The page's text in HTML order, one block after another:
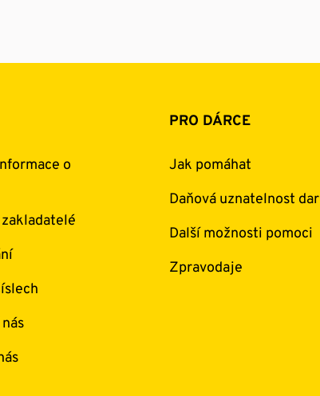
o
PRO DÁRCE
Jak pomáhat
Daňová uznatelnost
Další možnosti pomoci
Zpravodaje